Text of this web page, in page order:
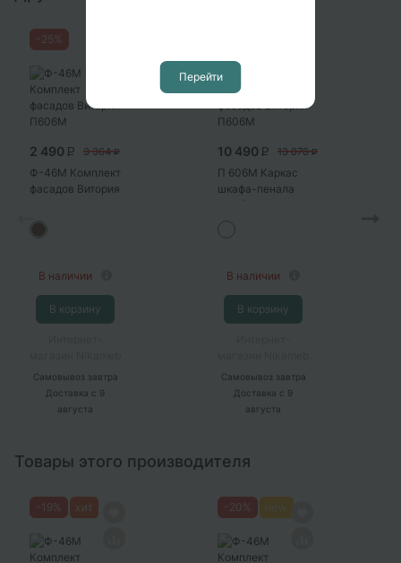
25%
2 490 P 3 364 P
Ф-46М Комплект
фасадов Витория
(капучино
глянец)
В наличии
В корзину
Самовывоз завтра
Доставка с 9
августа
10 490 P 13 878 P
П 606М Каркас
шкафа-пенала
(БЕЛ)
В наличии
В корзину
Самовывоз завтра
Доставка с 9
августа
Товары этого производителя
19% 20 %
Перейти